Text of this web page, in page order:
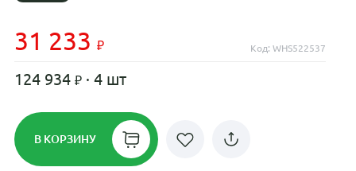
31 233 Код: WHS522537
124 934 · 4 шт
В КОРЗИНУ